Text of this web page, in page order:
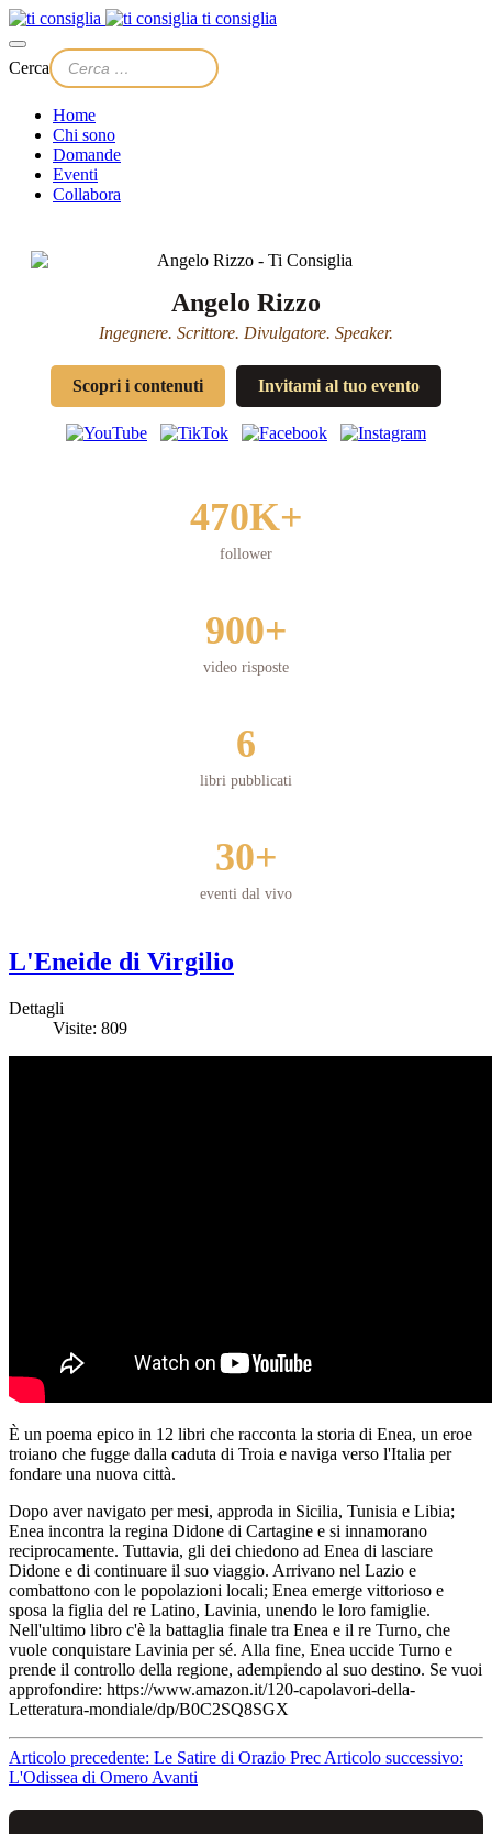
ti consiglia
Cerca
Home
Chi sono
Domande
Eventi
Collabora
Angelo Rizzo
Ingegnere. Scrittore. Divulgatore. Speaker.
Scopri i contenuti Invitami al tuo evento
470K+
follower
900+
video risposte
6
libri pubblicati
30+
eventi dal vivo
L'Eneide di Virgilio
Dettagli
Visite: 809
È un poema epico in 12 libri che racconta la storia di Enea, un eroe
troiano che fugge dalla caduta di Troia e naviga verso l'Italia per
fondare una nuova città.
Dopo aver navigato per mesi, approda in Sicilia, Tunisia e Libia;
Enea incontra la regina Didone di Cartagine e si innamorano
reciprocamente. Tuttavia, gli dei chiedono ad Enea di lasciare
Didone e di continuare il suo viaggio. Arrivano nel Lazio e
combattono con le popolazioni locali; Enea emerge vittorioso e
sposa la figlia del re Latino, Lavinia, unendo le loro famiglie.
Nell'ultimo libro c'è la battaglia finale tra Enea e il re Turno, che
vuole conquistare Lavinia per sé. Alla fine, Enea uccide Turno e
prende il controllo della regione, adempiendo al suo destino. Se vuoi
approfondire: https://www.amazon.it/120-capolavori-della-
Letteratura-mondiale/dp/B0C2SQ8SGX
Articolo precedente: Le Satire di Orazio Prec Articolo successivo:
L'Odissea di Omero Avanti